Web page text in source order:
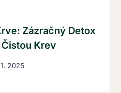
Zázračný Detox
Krev
2025